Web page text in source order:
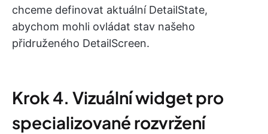
chceme definovat aktuální DetailState,
abychom mohli ovládat stav našeho
přidruženého DetailScreen.
Krok 4. Vizuální widget pro
specializované rozvržení